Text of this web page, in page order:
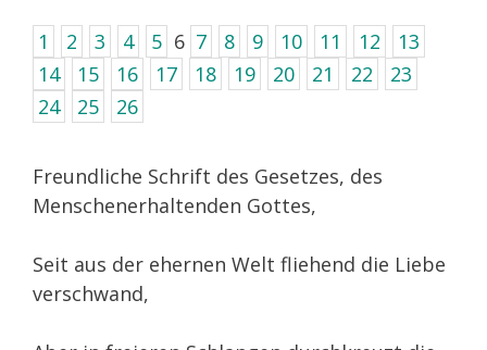
1 2 3 4 5 6 7 8 9 10 11 12
13
14
15 16 17 18 19 20 21 22
23
24
25 26
Freundliche Schrift des Gesetzes, des
Menschenerhaltenden Gottes,
Seit aus der ehernen Welt fliehend die Liebe
verschwand,